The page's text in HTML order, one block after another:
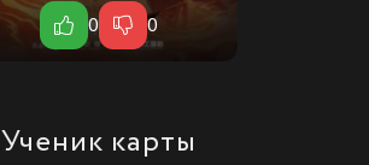
Ученик карты
0 0